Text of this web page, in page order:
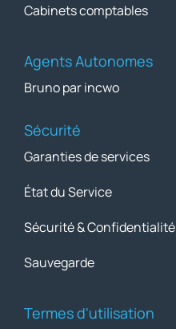
Cabinets comptables
Agents Autonomes
Bruno par incwo
Sécurité
Garanties de services
État du Service
Sécurité & Confidentialité
Sauvegarde
Termes d'utilisation